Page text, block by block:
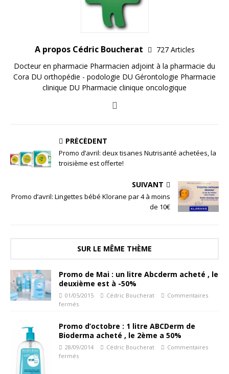
A propos Cédric Boucherat
727 Articles
Docteur en pharmacie Pharmacien adjoint à la pharmacie du
Cora DU orthopédie - podologie DU Gérontologie Pharmacie
clinique DU Pharmacie clinique oncologique
PRÉCÉDENT
Promo d’avril: deux tisanes Nutrisanté achetées, la
troisième est offerte!
SUIVANT
Promo d’avril: Lingettes bébé Klorane par 4 à moins
de 10€
SUR LE MÊME THÈME
Promo de Mai : un litre Abcderm acheté , le
deuxième est à -50%
01/05/2015 Cédric Boucherat
Commentaires
fermés
Promo d’octobre : 1 litre ABCDerm de
Bioderma acheté , le 2ème a 50%
28/09/2014 Cédric Boucherat
Commentaires
fermés